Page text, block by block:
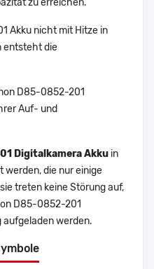
zu erreichen.
Akku nicht mit Hitze in
entsteht die
D85-0852-201
Auf- und
Digitalkamera Akku in
die nur einige
treten keine Störung auf,
D85-0852-201
aufgeladen werden.